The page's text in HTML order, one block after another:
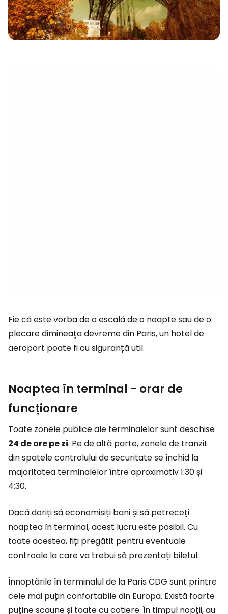
Fie că este vorba de o escală de o noapte sau de o
plecare dimineața devreme din Paris, un hotel de
aeroport poate fi cu siguranță util.
Noaptea în terminal - orar de
funcționare
Toate zonele publice ale terminalelor sunt deschise
24 de ore pe zi. Pe de altă parte, zonele de tranzit
din spatele controlului de securitate se închid la
majoritatea terminalelor între aproximativ 1:30 și
4:30.
Dacă doriți să economisiți bani și să petreceți
noaptea în terminal, acest lucru este posibil. Cu
toate acestea, fiți pregătit pentru eventuale
controale la care va trebui să prezentați biletul.
Înnoptările în terminalul de la Paris CDG sunt printre
cele mai puțin confortabile din Europa. Există foarte
puține scaune și toate cu cotiere. În timpul nopții, au